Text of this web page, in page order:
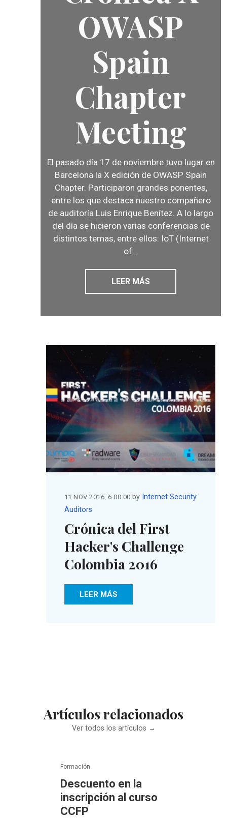
OWASP
Spain
Chapter
Meeting
El pasado día 17 de noviembre tuvo lugar en
Barcelona la X edición de OWASP Spain
Chapter. Participaron grandes ponentes,
entre los que destaca nuestro compañero
de auditoría Luis Enrique Benítez. A lo largo
del día se hicieron varias conferencias de
distintos temas, entre ellos: IoT (Internet
of...
LEER MÁS
11 NOV 2016, 6:00:00 by Internet Security
Auditors
Crónica del First
Hacker's Challenge
Colombia 2016
LEER MÁS
Artículos relacionados
Ver todos los artículos →
Formación
Descuento en la
inscripción al curso
CCFP